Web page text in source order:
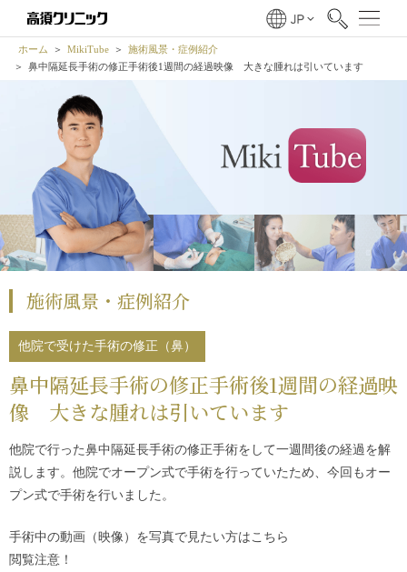
ホーム MikiTube
施術風景・症例紹介
鼻中隔延長手術の修正手術後1週間の経過映像 大きな腫れは引いています
施術風景・症例紹介
他院で受けた手術の修正（鼻）
鼻中隔延長手術の修正手術後1週間の経過映
像 大きな腫れは引いています
他院で行った鼻中隔延長手術の修正手術をして一週間後の経過を解
説します。他院でオープン式で手術を行っていたため、今回もオー
プン式で手術を行いました。
手術中の動画（映像）を写真で見たい方はこちら
閲覧注意！